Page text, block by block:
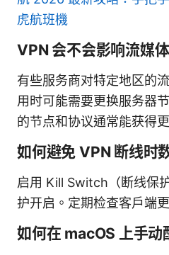
虎航班機
VPN 会不会影响流媒
有些服务商对特定地区的
用时可能需要更换服务器
的节点和协议通常能获得
如何避免 VPN 断线时
启用 Kill Switch（断线保
护开启。定期检查客户端更
如何在 macOS 上手